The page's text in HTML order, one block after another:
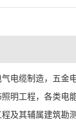
电缆制造，五金
明工程，各类电
及其辅属建筑勘